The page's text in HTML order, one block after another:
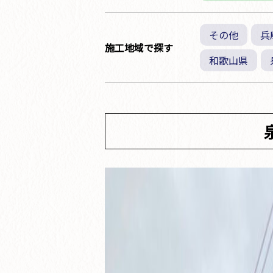
施工地域で探す
その他
兵
和歌山県